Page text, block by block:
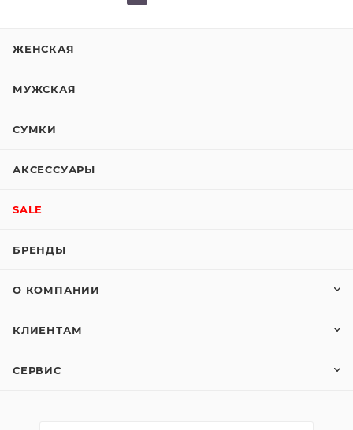
ЖЕНСКАЯ
МУЖСКАЯ
СУМКИ
АКСЕССУАРЫ
SALE
БРЕНДЫ
О КОМПАНИИ
КЛИЕНТАМ
СЕРВИС